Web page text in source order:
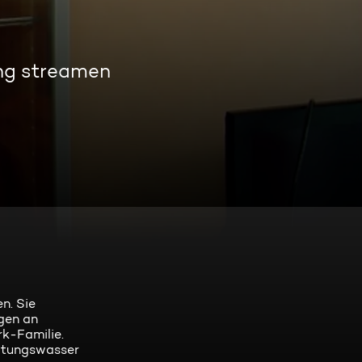
streamen
Sie
an
Familie.